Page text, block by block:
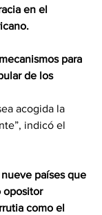
en el
para
de los
acogida la
indicó el
países que
opositor
como el